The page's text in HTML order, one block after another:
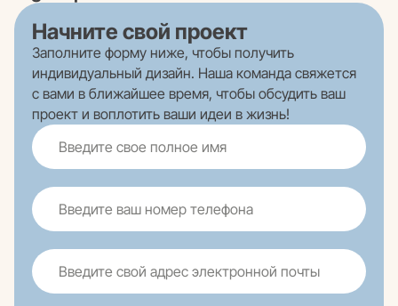
Начните свой проект
Заполните форму ниже, чтобы получить
индивидуальный дизайн. Наша команда свяжется
с вами в ближайшее время, чтобы обсудить ваш
проект и воплотить ваши идеи в жизнь!